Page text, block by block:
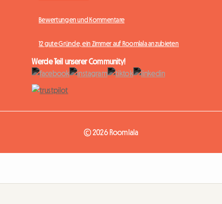
Bewertungen und Kommentare
12 gute Gründe, ein Zimmer auf Roomlala anzubieten
Werde Teil unserer Community!
© 2026 Roomlala